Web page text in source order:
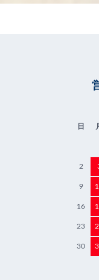
日
2
9
16
23
30